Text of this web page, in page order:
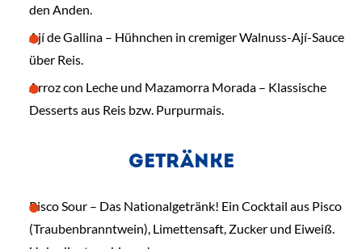
den Anden.
Ají de Gallina – Hühnchen in cremiger Walnuss-Ají-Sauce
über Reis.
Arroz con Leche und Mazamorra Morada – Klassische
Desserts aus Reis bzw. Purpurmais.
GETRÄNKE
Pisco Sour – Das Nationalgetränk! Ein Cocktail aus Pisco
(Traubenbranntwein), Limettensaft, Zucker und Eiweiß.